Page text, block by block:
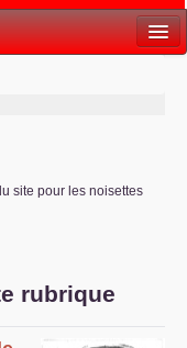
site pour les noisettes
rubrique